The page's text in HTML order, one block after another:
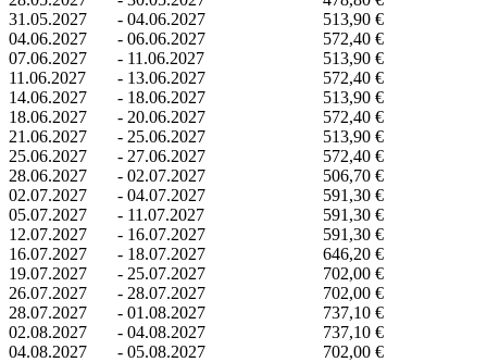
31.05.2027
- 04.06.2027
513,90 €
04.06.2027
- 06.06.2027
572,40 €
07.06.2027
- 11.06.2027
513,90 €
11.06.2027
- 13.06.2027
572,40 €
14.06.2027
- 18.06.2027
513,90 €
18.06.2027
- 20.06.2027
572,40 €
21.06.2027
- 25.06.2027
513,90 €
25.06.2027
- 27.06.2027
572,40 €
28.06.2027
- 02.07.2027
506,70 €
02.07.2027
- 04.07.2027
591,30 €
05.07.2027
- 11.07.2027
591,30 €
12.07.2027
- 16.07.2027
591,30 €
16.07.2027
- 18.07.2027
646,20 €
19.07.2027
- 25.07.2027
702,00 €
26.07.2027
- 28.07.2027
702,00 €
28.07.2027
- 01.08.2027
737,10 €
02.08.2027
- 04.08.2027
737,10 €
04.08.2027
- 05.08.2027 702,00 €